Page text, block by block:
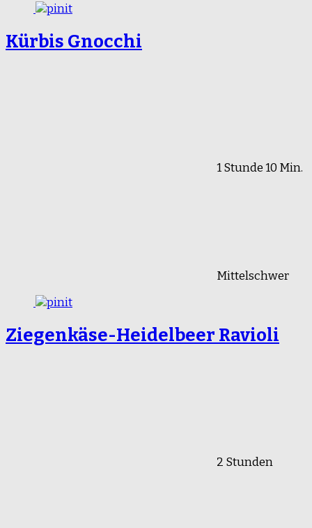
Kürbis Gnocchi
1 Stunde 10 Min.
Mittelschwer
Ziegenkäse-Heidelbeer Ravioli
2 Stunden